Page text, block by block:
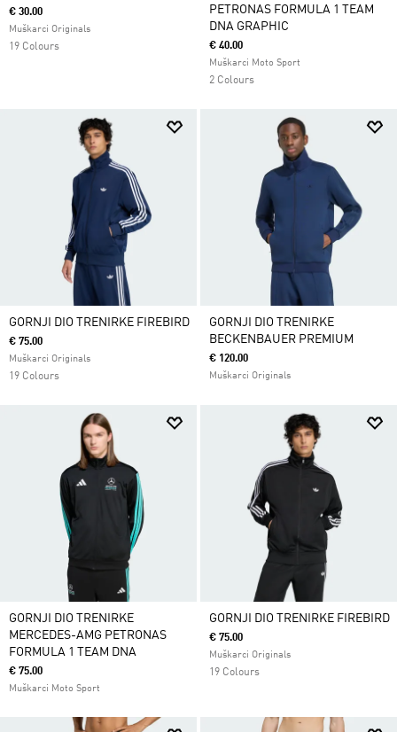
€ 30.00
Muškarci Originals
19 Colours
PETRONAS FORMULA 1 TEAM
DNA GRAPHIC
€ 40.00
Muškarci Moto Sport
2 Colours
GORNJI DIO TRENIRKE FIREBIRD
€ 75.00
Muškarci Originals
19 Colours
GORNJI DIO TRENIRKE
BECKENBAUER PREMIUM
€ 120.00
Muškarci Originals
GORNJI DIO TRENIRKE
MERCEDES-AMG PETRONAS
FORMULA 1 TEAM DNA
€ 75.00
Muškarci Moto Sport
GORNJI DIO TRENIRKE FIREBIRD
€ 75.00
Muškarci Originals
19 Colours